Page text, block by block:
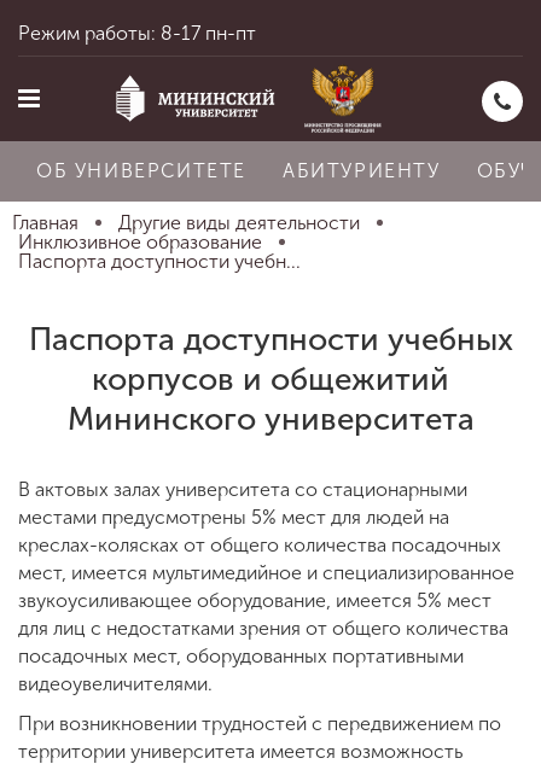
Об университете
Обучение
Наука
Международная
деятельность
Режим работы: 8-17 пн-пт
ОБ УНИВЕРСИТЕТЕ АБИТУРИЕНТУ
Главная
Другие виды деятельности
Инклюзивное образование
Паспорта доступности учебн...
Паспорта доступности учебных
корпусов и общежитий
Мининского университета
В актовых залах университета со стационарными
местами предусмотрены 5% мест для людей на
креслах-колясках от общего количества посадочных
мест, имеется мультимедийное и специализированное
звукоусиливающее оборудование, имеется 5% мест
для лиц с недостатками зрения от общего количества
посадочных мест, оборудованных портативными
видеоувеличителями.
При возникновении трудностей с передвижением по
территории университета имеется возможность